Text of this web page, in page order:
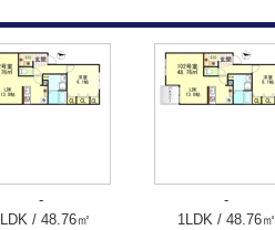
-
/ 48.76㎡
-
1LDK / 48.76㎡